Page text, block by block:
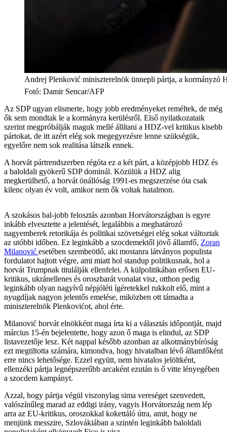
Andrej Plenković miniszterelnök ünnepli pártja, a kormányzó
Fotó: Damir Sencar/AFP
Az SDP ugyan elismerte, hogy jobb eredményeket reméltek, de még
ők sem mondtak le a kormányra kerülésről. Első nyilatkozataik
szerint megpróbálják maguk mellé állítani a HDZ-vel kritikus kisebb
pártokat, de itt azért elég sok megegyezésre lenne szükségük,
egyelőre nem sok realitása látszik ennek.
A horvát pártrendszerben régóta ez a két párt, a középjobb HDZ és
a baloldali gyökerű SDP dominál. Közülük a HDZ alig
megkerülhető, a horvát önállóság 1991-es megszerzése óta csak
kilenc olyan év volt, amikor nem ők voltak hatalmon.
A szokásos bal-jobb felosztás azonban Horvátországban is egyre
inkább elvesztette a jelentését, legalábbis a meghatározó
nagyemberek retorikája és politikai szövetségei elég sokat változtak
az utóbbi időben. Ez leginkább a szocdemektől jövő államfő, Zoran
Milanović esetében szembeötlő, aki mostanra látványos populista
fordulatot hajtott végre, ami miatt hol standup politikusnak, hol a
horvát Trumpnak titulálják ellenfelei. A külpolitikában erősen EU-
kritikus, ukránellenes és oroszbarát vonalat visz, otthon pedig
leginkább olyan nagyívű népjóléti ígéretekkel rukkolt elő, mint a
nyugdíjak nagyon jelentős emelése, miközben ott támadta a
miniszterelnök Plenkovićot, ahol érte.
Milanović horvát elnökként maga írta ki a választás időpontját, majd
március 15-én bejelentette, hogy azon ő maga is elindul, az SDP
listavezetője lesz. Két nappal később azonban az alkotmánybíróság
ezt megtiltotta számára, kimondva, hogy hivatalban lévő államfőként
erre nincs lehetősége. Ezzel együtt, nem hivatalos jelöltként,
ellenzéki pártja legnépszerűbb arcaként ezután is ő vitte lényegében
a szocdem kampányt.
Azzal, hogy pártja végül viszonylag sima vereséget szenvedett,
valószínűleg marad az eddigi irány, vagyis Horvátország nem lép
arra az EU-kritikus, oroszokkal kokettáló útra, amit, hogy ne
menjünk messzire, Szlovákiában a szintén leginkább baloldali